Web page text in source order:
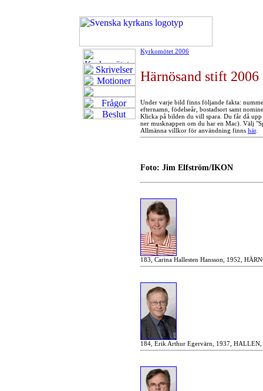
Kyrkomötet 2006
Härnösand stift 2006
Under varje bild finns följande fakta:
efternamn, födelseår, bostadsort samt
Klicka på bilden du vill spara. Du får då
ner musknappen om du har en Mac). Välj
Allmänna villkor för användning finns här.
Foto: Jim Elfström/IKON
183, Carina Hallesten Hansson, 1952,
184, Erik Arthur Egervärn, 1937, HALLEN,